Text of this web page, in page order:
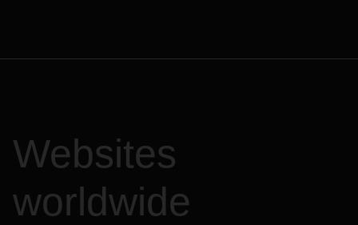
Websites
worldwide